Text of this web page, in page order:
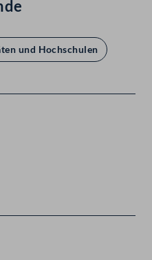
und Hochschulen